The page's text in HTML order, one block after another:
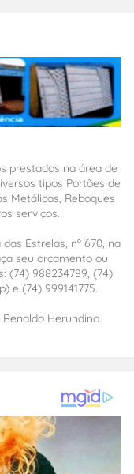
prestados na área de
tipos Portões de
Metálicas, Reboques
serviços.
Estrelas, nº 670, na
seu orçamento ou
(74) 988234789, (74)
e (74) 999141775.
Herundino.